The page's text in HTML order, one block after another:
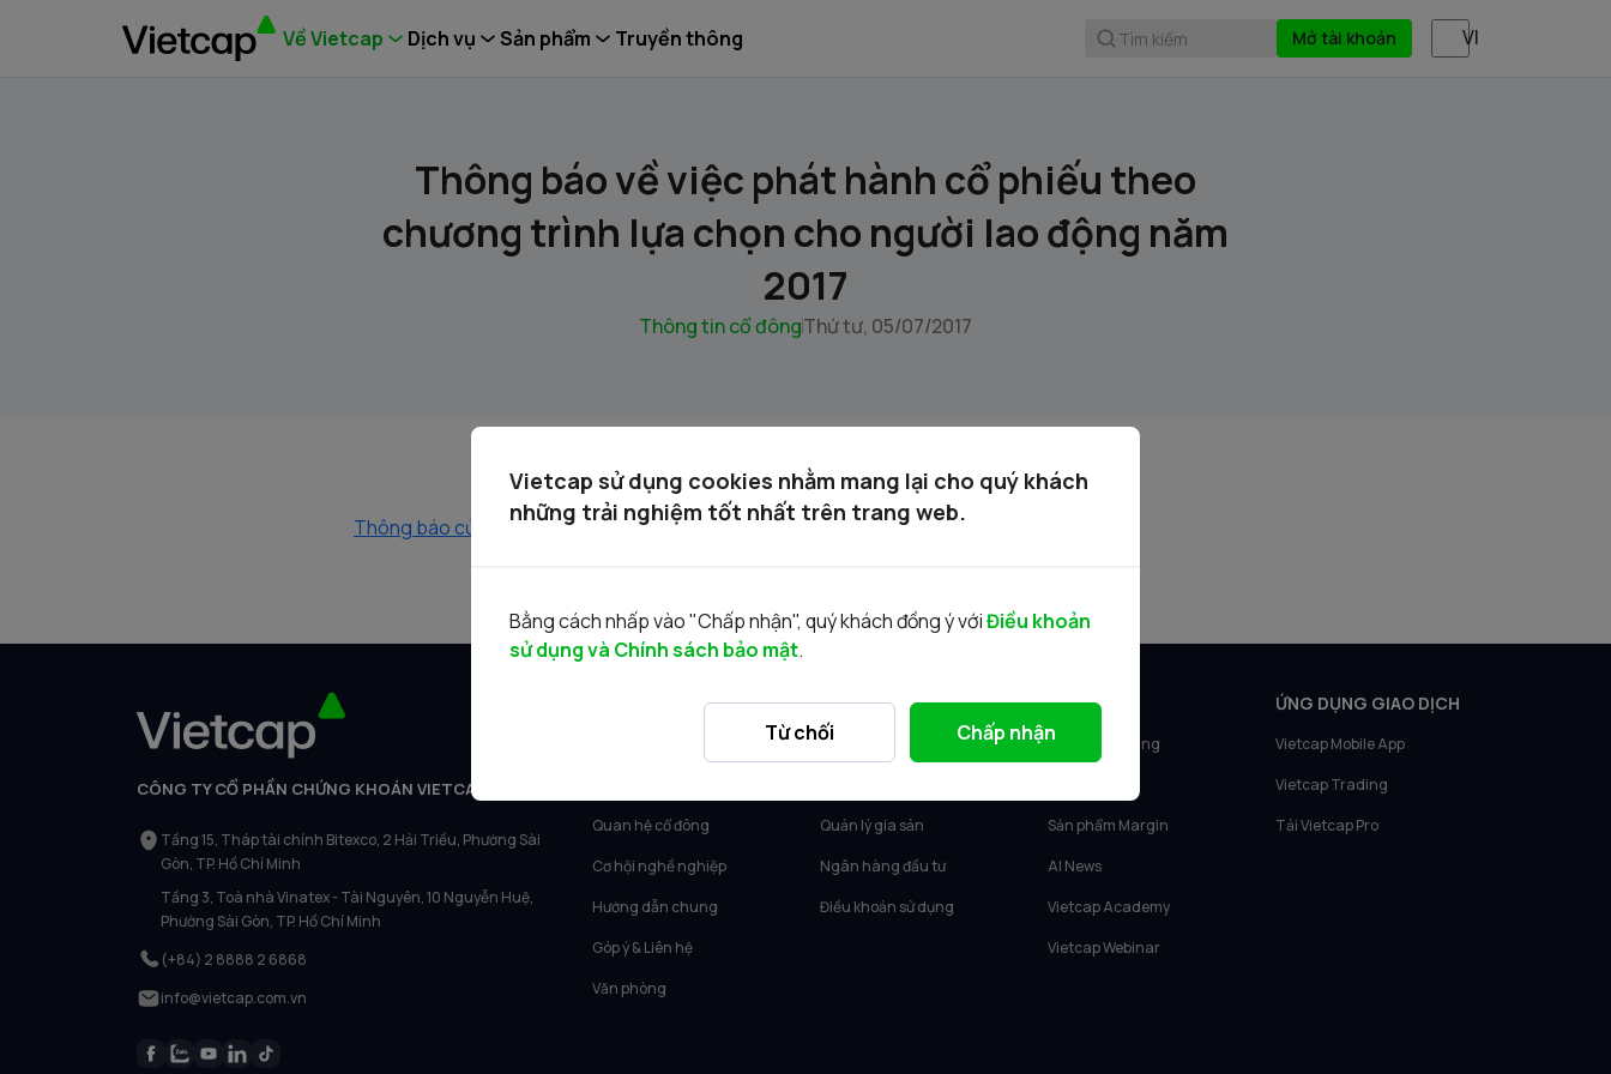
Về Vietcap Dịch vụ Sản phẩm Truyền thông Tìm kiếm Mở tài khoản
Thông báo về việc phát hành cổ phiếu theo
chương trình lựa chọn cho người lao động năm
2017
Thông tin cổ đôngThứ tư, 05/07/2017
Thông báo của VCI
CÔNG TY CỔ PHẦN CHỨNG KHOÁN VIETCAP
Tầng 15, Tháp tài chính Bitexco, 2 Hải Triều, Phường Sài
Gòn, TP. Hồ Chí Minh
Tầng 3, Toà nhà Vinatex - Tài Nguyên, 10 Nguyễn Huệ,
Phường Sài Gòn, TP. Hồ Chí Minh
(+84) 2 8888 2 6868
info@vietcap.com.vn
Quan hệ cổ đông
Cơ hội nghề nghiệp
Hướng dẫn chung
Góp ý & Liên hệ
Văn phòng
DỊCH VỤ
Tư vấn KH Cá nhân
Quản lý gia sản
Ngân hàng đầu tư
Điều khoản sử dụng
SẢN PHẨM
Vietcap Trading
Sản phẩm Margin
AI News
Vietcap Academy
Vietcap Webinar
ỨNG DỤNG GIAO DỊCH
Vietcap Mobile App
Vietcap Trading
Tải Vietcap Pro
Vietcap sử dụng cookies nhằm mang lại cho quý khách
những trải nghiệm tốt nhất trên trang web.
Bằng cách nhấp vào "Chấp nhận", quý khách đồng ý vớiĐiều khoản
sử dụng và Chính sách bảo mật.
Từ chối Chấp nhận